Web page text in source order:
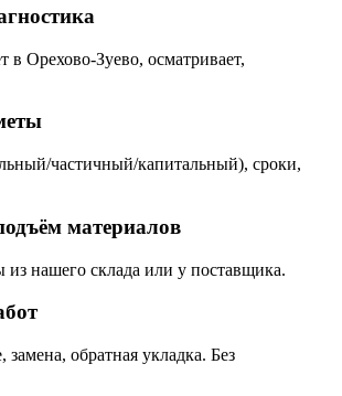
в Орехово-Зуево, осматривает,
частичный/капитальный), сроки,
материалов
из нашего склада или у поставщика.
замена, обратная укладка. Без